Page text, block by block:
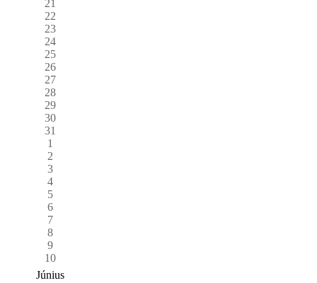
21
22
23
24
25
26
27
28
29
30
31
1
2
3
4
5
6
7
8
9
10
Június